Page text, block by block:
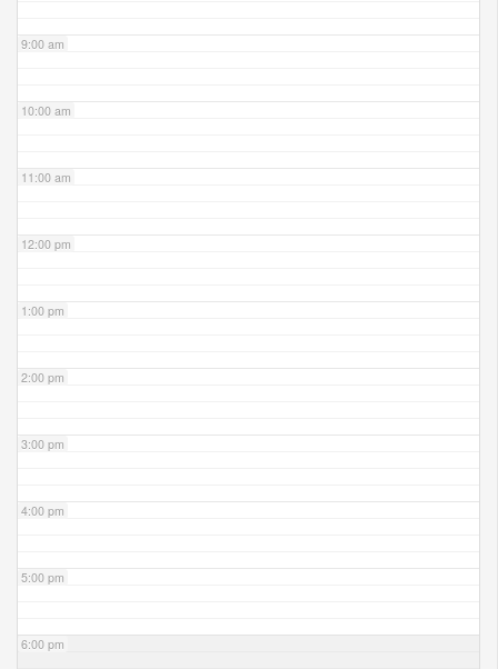
9:00 am
10:00 am
11:00 am
12:00 pm
1:00 pm
2:00 pm
3:00 pm
4:00 pm
5:00 pm
6:00 pm